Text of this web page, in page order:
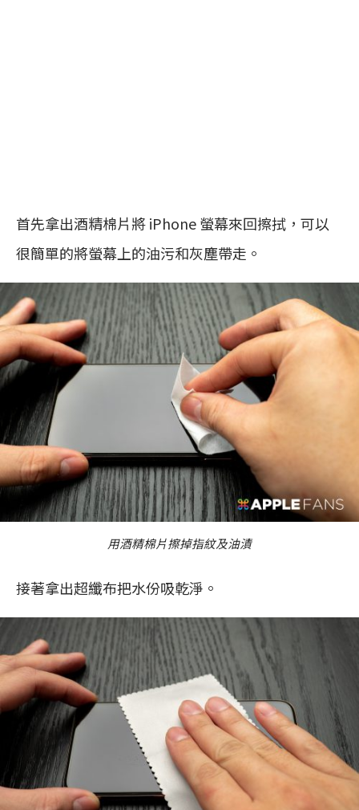
首先拿出酒精棉片將 iPhone 螢幕來回擦拭，可以
很簡單的將螢幕上的油污和灰塵帶走。
用酒精棉片擦掉指紋及油漬
接著拿出超纖布把水份吸乾淨。